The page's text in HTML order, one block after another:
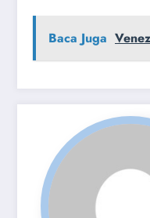
Baca Juga